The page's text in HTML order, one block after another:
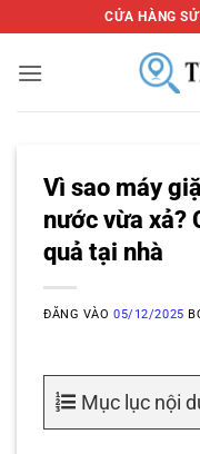
qua
nội
CỬA HÀNG
Vì sao máy
nước vừa xả?
quả tại nhà
ĐĂNG VÀO05/12/2025
Mục lục nội